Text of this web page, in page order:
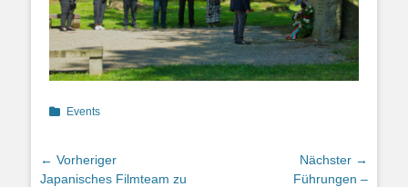
Kategorien
Events
Beitragsnavigation
← Vorheriger
Vorheriger
Japanisches Filmteam zu
Nächster →
Führungen –